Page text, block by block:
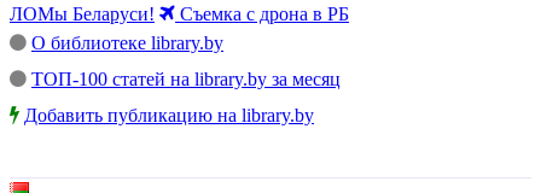
ЛОМы Беларуси!
Съемка с дрона в РБ
О библиотеке library.by
ТОП-100 статей на library.by за месяц
Добавить публикацию на library.by